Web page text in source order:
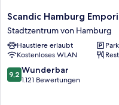
Scandic
Hamburg
Emporio
Stadtzentrum
von
Hamburg
Scandic Hamburg
Stadtzentrum von Hamburg
Haustiere erlaubt
Kostenloses WLAN
9.2
von
9,2 Wunderbar
1.121 Bewertungen